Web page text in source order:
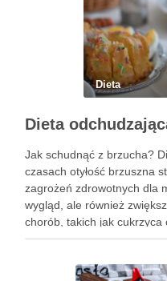
Dieta
Jak schudnąć z brzucha?
czasach otyłość brzuszna
zagrożeń zdrowotnych dla
wygląd, ale również
chorób, takich jak
pokazują, że obwód pasa